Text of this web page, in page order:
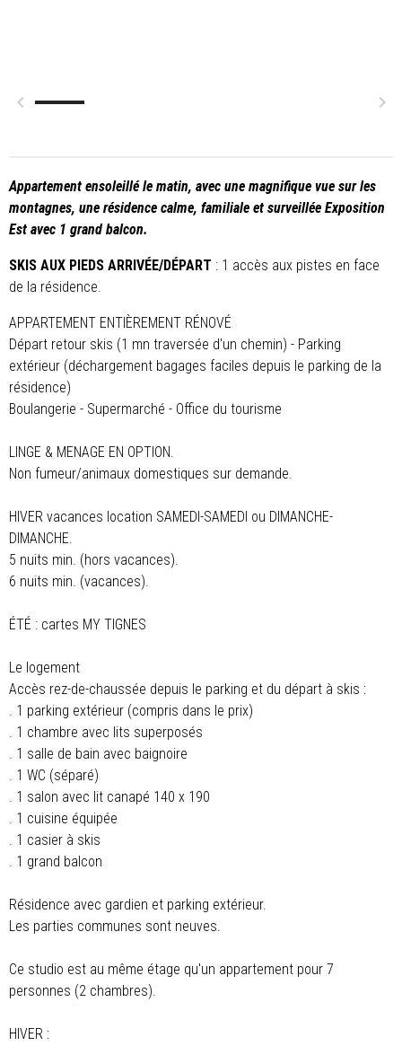
Appartement ensoleillé le matin, avec une magnifique vue sur les
montagnes, une résidence calme, familiale et surveillée Exposition
Est avec 1 grand balcon.
SKIS AUX PIEDS ARRIVÉE/DÉPART : 1 accès aux pistes en face
de la résidence.
APPARTEMENT ENTIÈREMENT RÉNOVÉ
Départ retour skis (1 mn traversée d'un chemin) - Parking
extérieur (déchargement bagages faciles depuis le parking de la
résidence)
Boulangerie - Supermarché - Office du tourisme
LINGE & MENAGE EN OPTION.
Non fumeur/animaux domestiques sur demande.
HIVER vacances location SAMEDI-SAMEDI ou DIMANCHE-
DIMANCHE.
5 nuits min. (hors vacances).
6 nuits min. (vacances).
ÉTÉ : cartes MY TIGNES
Le logement
Accès rez-de-chaussée depuis le parking et du départ à skis :
. 1 parking extérieur (compris dans le prix)
. 1 chambre avec lits superposés
. 1 salle de bain avec baignoire
. 1 WC (séparé)
. 1 salon avec lit canapé 140 x 190
. 1 cuisine équipée
. 1 casier à skis
. 1 grand balcon
Résidence avec gardien et parking extérieur.
Les parties communes sont neuves.
Ce studio est au même étage qu'un appartement pour 7
personnes (2 chambres).
HIVER :